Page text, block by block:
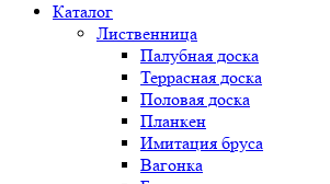
Каталог
Лиственница
Палубная доска
Террасная доска
Половая доска
Планкен
Имитация бруса
Вагонка